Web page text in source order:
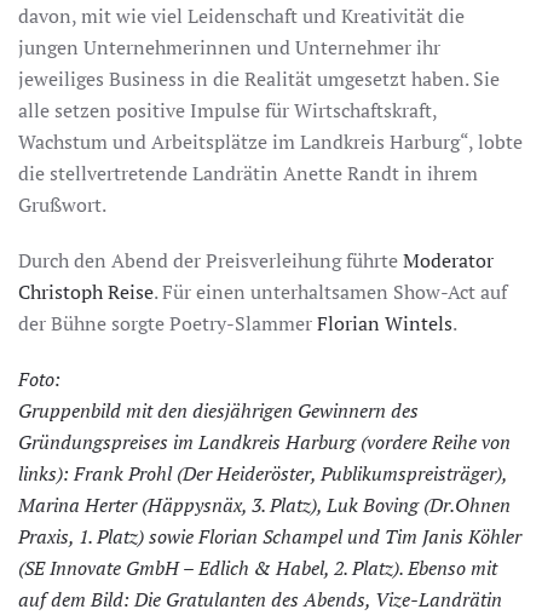
davon, mit wie viel Leidenschaft und Kreativität die
jungen Unternehmerinnen und Unternehmer ihr
jeweiliges Business in die Realität umgesetzt haben. Sie
alle setzen positive Impulse für Wirtschaftskraft,
Wachstum und Arbeitsplätze im Landkreis Harburg“, lobte
die stellvertretende Landrätin Anette Randt in ihrem
Grußwort.
Durch den Abend der Preisverleihung führteModerator
Christoph Reise. Für einen unterhaltsamen Show-Act auf
der Bühne sorgte Poetry-SlammerFlorian Wintels.
Foto:
Gruppenbild mit den diesjährigen Gewinnern des
Gründungspreises im Landkreis Harburg (vordere Reihe von
links): Frank Prohl (Der Heideröster, Publikumspreisträger),
Marina Herter (Häppysnäx, 3. Platz), Luk Boving (Dr.Ohnen
Praxis, 1. Platz) sowie Florian Schampel und Tim Janis Köhler
(SE Innovate GmbH – Edlich & Habel, 2. Platz). Ebenso mit
auf dem Bild: Die Gratulanten des Abends, Vize-Landrätin